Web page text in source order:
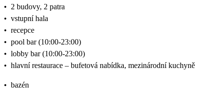
• 2 budovy, 2 patra
• vstupní hala
• recepce
• pool bar (10:00-23:00)
• lobby bar (10:00-23:00)
• hlavní restaurace – bufetová nabídka, mezinárodní kuchyně
• bazén